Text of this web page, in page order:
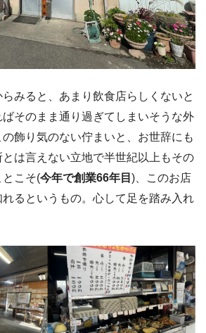
みると、あまり飲食店らしくないと
そのまま通り過ぎてしまいそうな外
飾り気のない佇まいと、お世辞にも
は言えない立地で半世紀以上もその
とこそ(今年で創業66年目 )、このお店
るというもの。心して足を踏み入れ